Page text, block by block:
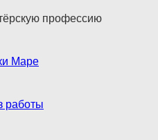
профессию
Маре
работы